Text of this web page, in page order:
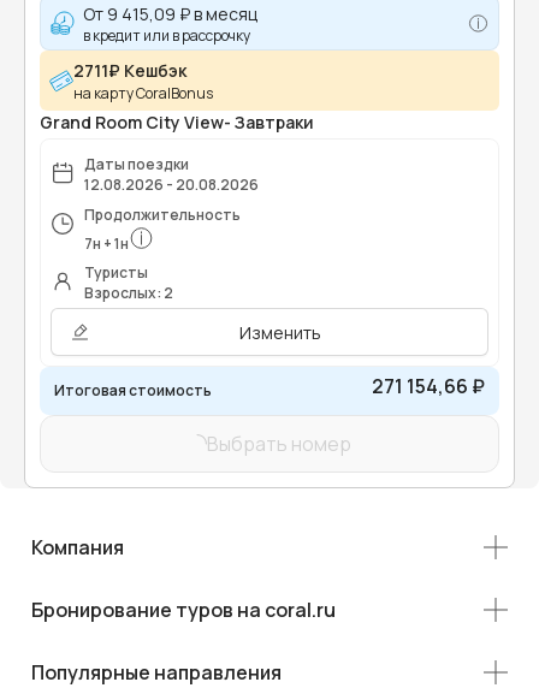
От 9 415,09 ₽в месяц
в кредит или в рассрочку
2711₽ Кешбэк
на карту CoralBonus
Grand Room City View- Завтраки
Даты поездки
12.08.2026 - 20.08.2026
Продолжительность
7н +1н
Туристы
Взрослых: 2
Изменить
Итоговая стоимость 271 154,66 ₽
Выбрать номер
Компания
Бронирование туров на coral.ru
Популярные направления